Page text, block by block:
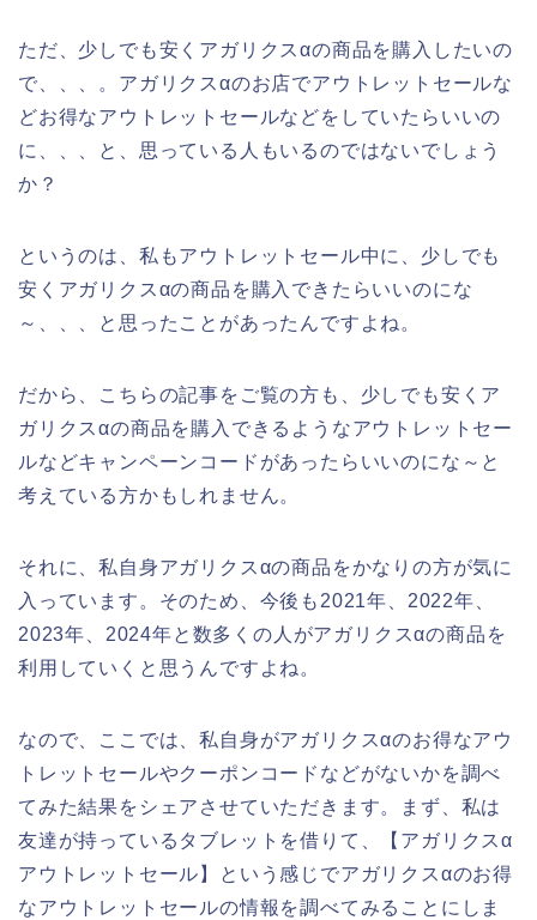
ただ、少しでも安くアガリクスαの商品を購入したいの
で、、、。アガリクスαのお店でアウトレットセールな
どお得なアウトレットセールなどをしていたらいいの
に、、、と、思っている人もいるのではないでしょう
か？
というのは、私もアウトレットセール中に、少しでも
安くアガリクスαの商品を購入できたらいいのにな
～、、、と思ったことがあったんですよね。
だから、こちらの記事をご覧の方も、少しでも安くア
ガリクスαの商品を購入できるようなアウトレットセー
ルなどキャンペーンコードがあったらいいのにな～と
考えている方かもしれません。
それに、私自身アガリクスαの商品をかなりの方が気に
入っています。そのため、今後も2021年、2022年、
2023年、2024年と数多くの人がアガリクスαの商品を
利用していくと思うんですよね。
なので、ここでは、私自身がアガリクスαのお得なアウ
トレットセールやクーポンコードなどがないかを調べ
てみた結果をシェアさせていただきます。まず、私は
友達が持っているタブレットを借りて、【アガリクスα
アウトレットセール】という感じでアガリクスαのお得
なアウトレットセールの情報を調べてみることにしま